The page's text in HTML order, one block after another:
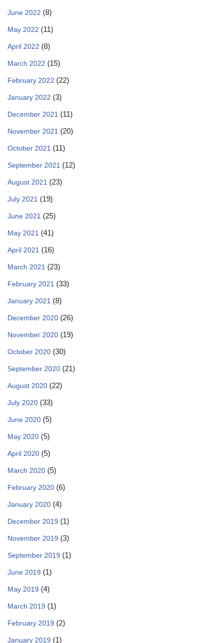
June 2022 (8)
May 2022 (11)
April 2022 (8)
March 2022 (15)
February 2022 (22)
January 2022 (3)
December 2021 (11)
November 2021 (20)
October 2021 (11)
September 2021 (12)
August 2021 (23)
July 2021 (19)
June 2021 (25)
May 2021 (41)
April 2021 (16)
March 2021 (23)
February 2021 (33)
January 2021 (8)
December 2020 (26)
November 2020 (19)
October 2020 (30)
September 2020 (21)
August 2020 (22)
July 2020 (33)
June 2020 (5)
May 2020 (5)
April 2020 (5)
March 2020 (5)
February 2020 (6)
January 2020 (4)
December 2019 (1)
November 2019 (3)
September 2019 (1)
June 2019 (1)
May 2019 (4)
March 2019 (1)
February 2019 (2)
January 2019 (1)